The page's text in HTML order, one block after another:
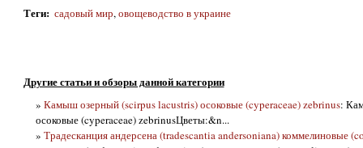
Теги: садовый мир,овощеводство в украине
Другие статьи и обзоры данной категории
» Камыш озерный (scirpus lacustris) осоковые (cyperaceae) zebrinus:
осоковые (cyperaceae) zebrinusЦветы:&n...
» Традесканция андерсена (tradescantia andersoniana) коммелиновые